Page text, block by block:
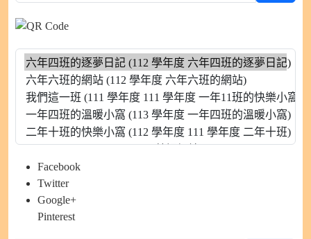
Facebook
Twitter
Google+
Pinterest